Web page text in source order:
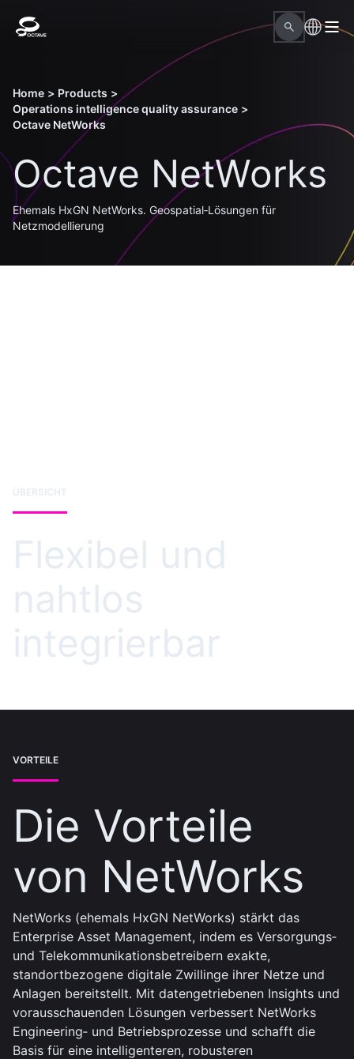
Home > Products >
Operations intelligence quality assurance >
Octave NetWorks
Octave NetWorks
Ehemals HxGN NetWorks. Geospatial‑Lösungen für
Netzmodellierung
ÜBERSICHT
Flexibel und
nahtlos
integrierbar
VORTEILE
Die Vorteile
von NetWorks
NetWorks (ehemals HxGN NetWorks) stärkt das
Enterprise Asset Management, indem es Versorgungs‑
und Telekommunikationsbetreibern exakte,
standortbezogene digitale Zwillinge ihrer Netze und
Anlagen bereitstellt. Mit datengetriebenen Insights und
vorausschauenden Lösungen verbessert NetWorks
Engineering‑ und Betriebsprozesse und schafft die
Basis für eine intelligenteren, robusteren